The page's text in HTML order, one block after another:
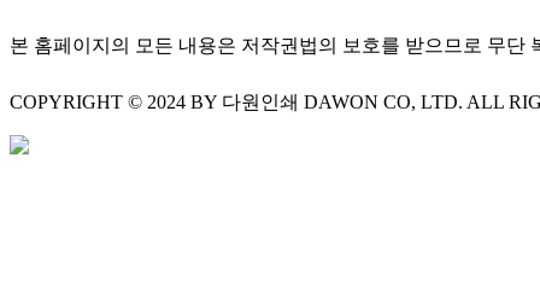
본 홈페이지의 모든 내용은 저작권법의 보호를 받으므로 무단
COPYRIGHT © 2024 BY 다원인쇄 DAWON CO, LTD. ALL